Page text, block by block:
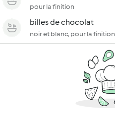
pour la finition
billes de chocolat
noir et blanc, pour la finition